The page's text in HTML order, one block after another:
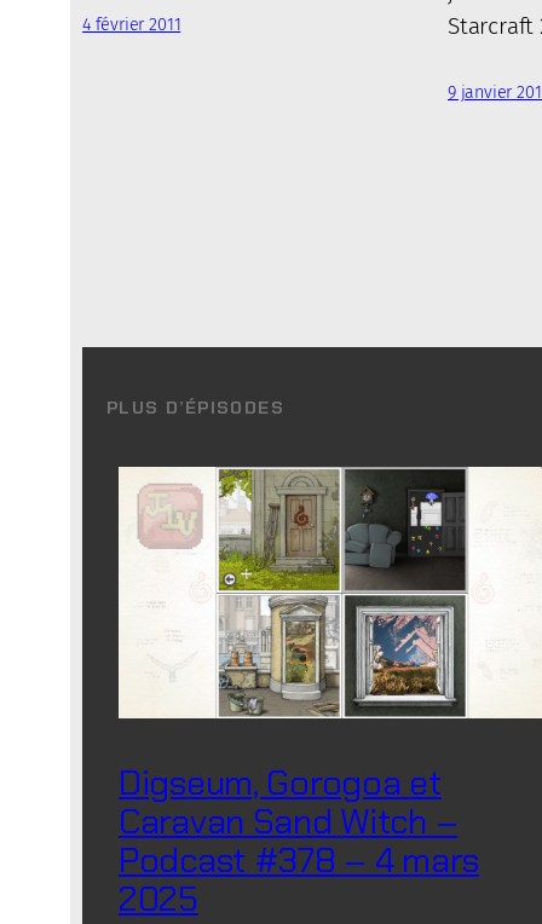
4 février 2011
Starcraft
9 janvier
PLUS D’ÉPISODES
Digseum, Gorogoa et
Caravan Sand Witch –
Podcast #378 – 4 mars
2025